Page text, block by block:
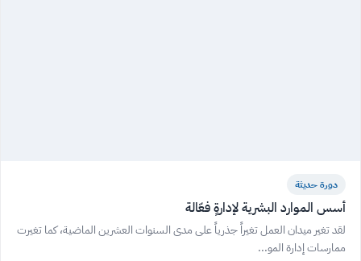
دورة حديثة
أسس الموارد البشرية لإدارةٍ فعّالة
لقد تغير ميدان العمل تغيراً جذرياً على مدى السنوات العشرين الماضية، كما تغيرت
ممارسات إدارة المو...